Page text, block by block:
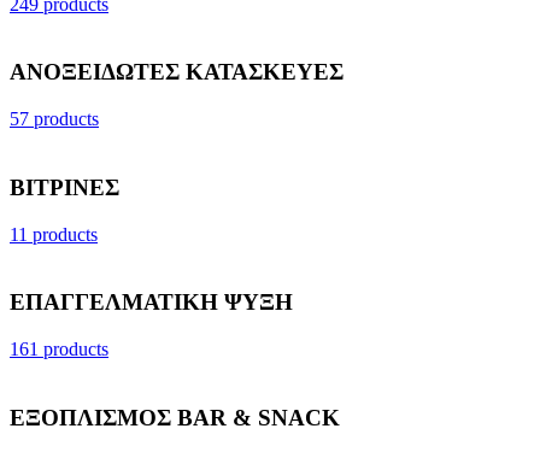
ΑΝΟΞΕΙΔΩΤΕΣ ΚΑΤΑΣΚΕΥΕΣ
57 products
ΒΙΤΡΙΝΕΣ
11 products
ΕΠΑΓΓΕΛΜΑΤΙΚΗ ΨΥΞΗ
161 products
ΕΞΟΠΛΙΣΜΟΣ BAR & SNACK